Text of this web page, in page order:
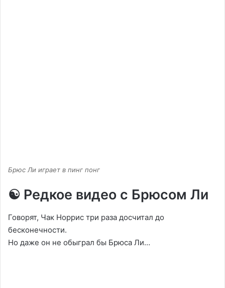
Брюс Ли играет в пинг понг
☯️ Редкое видео с Брюсом Ли
Говорят, Чак Норрис три раза досчитал до
бесконечности.
Но даже он не обыграл бы Брюса Ли…